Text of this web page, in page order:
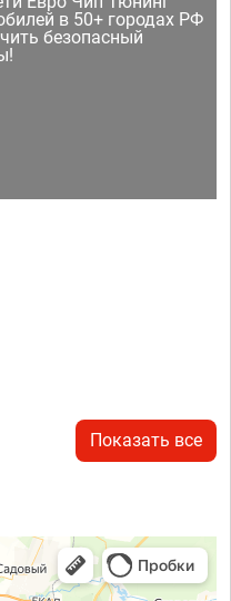
в 50+ городах РФ
безопасный
Показать все